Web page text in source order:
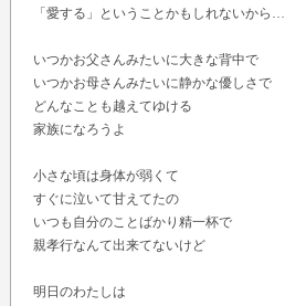
「愛する」ということかもしれないから…
いつかお父さんみたいに大きな背中で
いつかお母さんみたいに静かな優しさで
どんなことも越えてゆける
家族になろうよ
小さな頃は身体が弱くて
すぐに泣いて甘えてたの
いつも自分のことばかり精一杯で
親孝行なんて出来てないけど
明日のわたしは